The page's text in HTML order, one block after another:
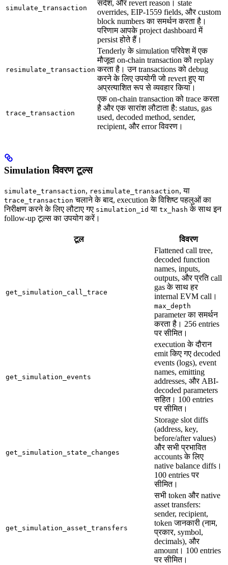
simulate_transaction
संदेश, और revert reason। state
overrides, EIP-1559 fields, और custom
block numbers का समर्थन करता है।
परिणाम आपके project dashboard में
persist होते हैं।
resimulate_transaction
Tenderly के simulation परिवेश में एक
मौजूदा on-chain transaction को replay
करता है। उन transactions को debug
करने के लिए उपयोगी जो revert हुए या
अप्रत्याशित रूप से व्यवहार किया।
trace_transaction
एक on-chain transaction को trace करता
है और एक सारांश लौटाता है: status, gas
used, decoded method, sender,
recipient, और error विवरण।
Simulation विवरण टूल्स
simulate_transaction, resimulate_transaction, या
trace_transaction चलाने के बाद, execution के विशिष्ट पहलुओं का
निरीक्षण करने के लिए लौटाए गए simulation_id या tx_hash के साथ इन
follow-up टूल्स का उपयोग करें।
टूल विवरण
get_simulation_call_trace
Flattened call tree,
decoded function
names, inputs,
outputs, और प्रति call
gas के साथ हर
internal EVM call।
max_depth
parameter का समर्थन
करता है। 256 entries
पर सीमित।
get_simulation_events
execution के दौरान
emit किए गए decoded
events (logs), event
names, emitting
addresses, और ABI-
decoded parameters
सहित। 100 entries
पर सीमित।
get_simulation_state_changes
Storage slot diffs
(address, key,
before/after values)
और सभी प्रभावित
accounts के लिए
native balance diffs।
100 entries पर
सीमित।
get_simulation_asset_transfers
सभी token और native
asset transfers:
sender, recipient,
token जानकारी (नाम,
प्रकार, symbol,
decimals), और
amount। 100 entries
पर सीमित।